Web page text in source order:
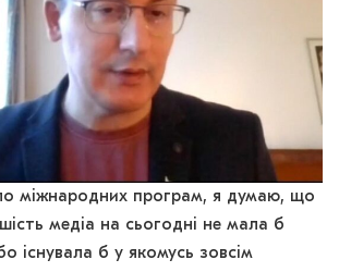
міжнародних програм, я думаю, що
медіа на сьогодні не мала б
існувала б у якомусь зовсім